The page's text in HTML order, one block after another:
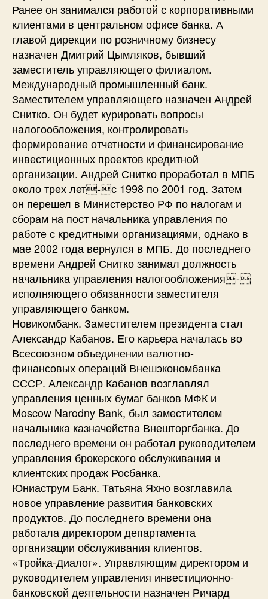
Ранее он занимался работой с корпоративными
клиентами в центральном офисе банка. А
главой дирекции по розничному бизнесу
назначен Дмитрий Цымляков, бывший
заместитель управляющего филиалом.
Международный промышленный банк.
Заместителем управляющего назначен Андрей
Снитко. Он будет курировать вопросы
налогообложения, контролировать
формирование отчетности и финансирование
инвестиционных проектов кредитной
организации. Андрей Снитко проработал в МПБ
около трех лет-с 1998 по 2001 год. Затем
он перешел в Министерство РФ по налогам и
сборам на пост начальника управления по
работе с кредитными организациями, однако в
мае 2002 года вернулся в МПБ. До последнего
времени Андрей Снитко занимал должность
начальника управления налогообложения-
исполняющего обязанности заместителя
управляющего банком.
Новикомбанк. Заместителем президента стал
Александр Кабанов. Его карьера началась во
Всесоюзном объединении валютно-
финансовых операций Внешэкономбанка
СССР. Александр Кабанов возглавлял
управления ценных бумаг банков МФК и
Moscow Narodny Bank, был заместителем
начальника казначейства Внешторгбанка. До
последнего времени он работал руководителем
управления брокерского обслуживания и
клиентских продаж Росбанка.
Юниаструм Банк. Татьяна Яхно возглавила
новое управление развития банковских
продуктов. До последнего времени она
работала директором департамента
организации обслуживания клиентов.
«Тройка-Диалог». Управляющим директором и
руководителем управления инвестиционно-
банковской деятельности назначен Ричард